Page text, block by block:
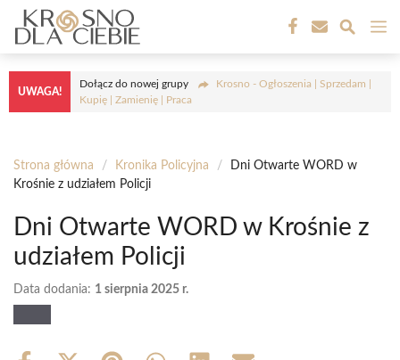
Przejdź
treści
UWAGA!
Dołącz do nowej grupy
Krosno - Ogłoszenia | Sprzedam |
Kupię | Zamienię | Praca
Strona główna / Kronika Policyjna /
Dni Otwarte WORD w
Krośnie z udziałem Policji
Dni Otwarte WORD w Krośnie z
udziałem Policji
Data dodania: 1 sierpnia 2025 r.